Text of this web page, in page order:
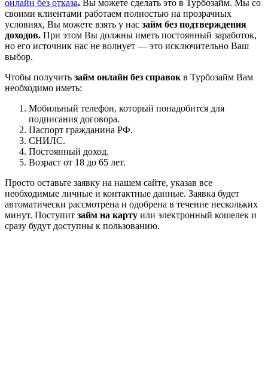
онлайн без отказа. Вы можете сделать это в Турбозайм. Мы со
своими клиентами работаем полностью на прозрачных
условиях, Вы можете взять у нас займ без подтверждения
доходов. При этом Вы должны иметь постоянный заработок,
но его источник нас не волнует — это исключительно Ваш
выбор.
Чтобы получить займ онлайн без справок в Турбозайм Вам
необходимо иметь:
Мобильный телефон, который понадобится для
подписания договора.
Паспорт гражданина РФ.
СНИЛС.
Постоянный доход.
Возраст от 18 до 65 лет.
Просто оставьте заявку на нашем сайте, указав все
необходимые личные и контактные данные. Заявка будет
автоматически рассмотрена и одобрена в течение нескольких
минут. Поступит займ на карту или электронный кошелек и
сразу будут доступны к пользованию.